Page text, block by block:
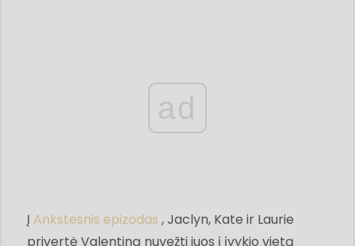
ad
Į Ankstesnis epizodas , Jaclyn, Kate ir Laurie
privertė Valentiną nuvežti juos į įvykio vietą